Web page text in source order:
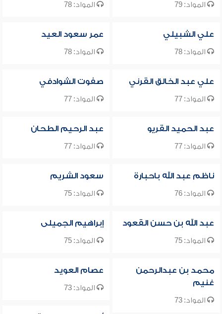
المواد: 79 المواد: 78
علي الشبيلي
المواد: 78
عمر سعود العيد
المواد: 78
علي عبد الخالق القرني
المواد: 77
صفوت الشوادفي
المواد: 77
عبد الحميد القريو
المواد: 77
عبد الرحيم الطحان
المواد: 77
ناظم عبد الله باحبارة
المواد: 76
سعود الشريم
المواد: 75
عبد الله بن حسن القعود
المواد: 75
إبراهيم الجميلى
المواد: 75
محمد بن عبدالرحمن
غنيم
المواد: 73
عصام العويد
المواد: 73